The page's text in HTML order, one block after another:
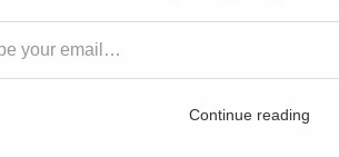
John Marks
Continue reading